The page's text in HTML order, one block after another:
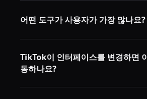
계정 작업을 수행하며, 단지 더 빠를
어떤 도구가 사용자가 가장 많나요?
와 App Store 존재로 가장 많은 문서
유. RepostCleanup은 더 새롭고 사용
TikTok이 인터페이스를 변경하면
동하나요?